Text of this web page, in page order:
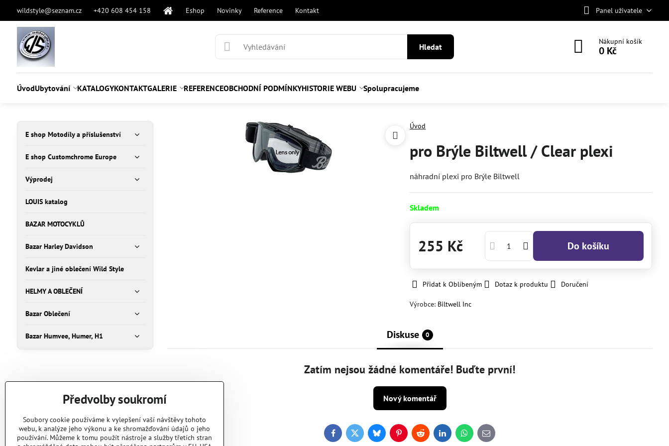
wildstyle@seznam.cz +420 608 454 158 Eshop Novinky Reference Kontakt Panel uživatele
Hledat
Nákupní košík
0 Kč
ÚvodUbytování KATALOGYKONTAKTGALERIE REFERENCEOBCHODNÍ PODMÍNKYHISTORIE WEBU Spolupracujeme
Úvod
pro Brýle Biltwell / Clear plexi
náhradní plexi pro Brýle Biltwell
Skladem
255 Kč Do košíku
Přidat k Oblíbeným Dotaz k produktu Doručení
Výrobce: Biltwell Inc
Diskuse 0
Zatím nejsou žádné komentáře! Buďte první!
Nový komentář
FacebookTwitterBlueskyPinterestRedditLinkedInWhatsApp
E-
E shop Motodíly a příslušenství
E shop Customchrome Europe
Výprodej
LOUIS katalog
BAZAR MOTOCYKLŮ
Bazar Harley Davidson
Kevlar a jiné oblečení Wild Style
HELMY A OBLEČENÍ
Bazar Oblečení
Bazar Humvee, Humer, H1
Předvolby soukromí
Soubory cookie používáme k vylepšení vaší návštěvy tohoto
webu, k analýze jeho výkonu a ke shromažďování údajů o jeho
používání. Můžeme k tomu použít nástroje a služby třetích stran